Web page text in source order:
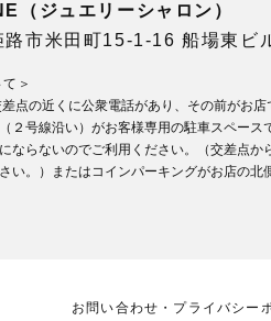
ジュエリーシャロン）
市米田町15-1-16 船場東ビ
＞
点の近くに公衆電話があり、その前がお店
２号線沿い）がお客様専用の駐車スペース
ならないのでご利用ください。（交差点か
い。）またはコインパーキングがお店の北
お問い合わせ・プライバシー